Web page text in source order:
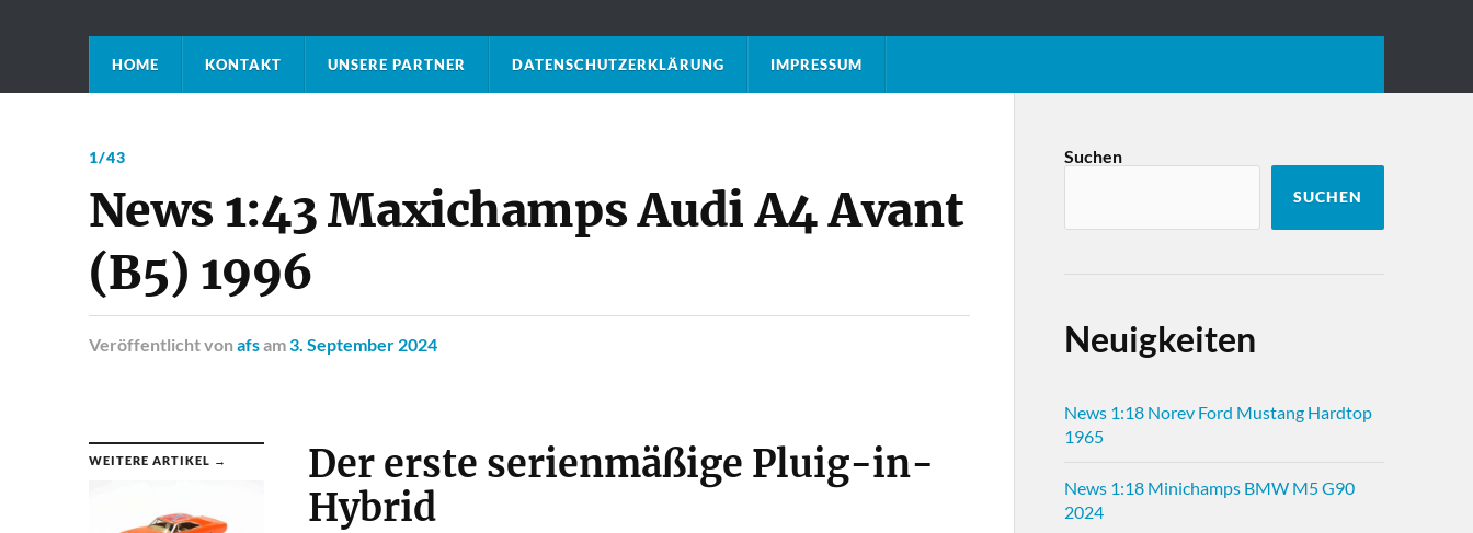
HOME KONTAKT UNSERE PARTNER DATENSCHUTZ­ERKLÄRUNG IMPRESSUM
1/43
News 1:43 Maxichamps Audi A4 Avant
(B5) 1996
Veröffentlichtvon afsam3. September 2024
WEITERE ARTIKEL →
Der erste serienmäßige Pluig-in-
Hybrid
Suchen
SUCHEN
Neuigkeiten
News 1:18 Norev Ford Mustang Hardtop
1965
News 1:18 Minichamps BMW M5 G90
2024